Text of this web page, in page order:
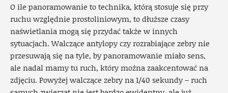
O ile panoramowanie to technika, którą stosuje się przy
ruchu względnie prostoliniowym, to dłuższe czasy
naświetlania mogą się przydać także w innych
sytuacjach. Walczące antylopy czy rozrabiające zebry nie
przesuwają się na tyle, by panoramowanie miało sens,
ale nadal mamy tu ruch, który można zaakcentować na
zdjęciu. Powyżej walczące zebry na 1/40 sekundy – ruch